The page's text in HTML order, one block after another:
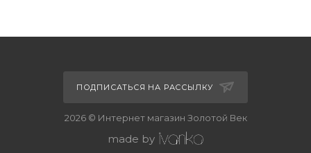
ПОДПИСАТЬСЯ НА РАССЫЛКУ
2026 © Интернет магазин Золотой Век
made by